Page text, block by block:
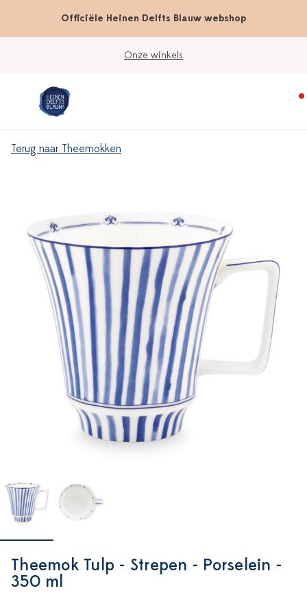
Officiële Heinen Delfts Blauw webshop
Onze winkels
Terug naar Theemokken
Theemok Tulp - Strepen - Porselein -
350 ml